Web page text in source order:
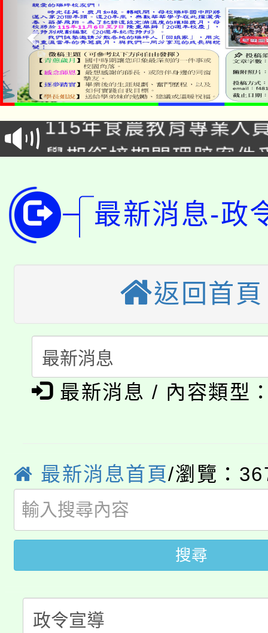
淨零綠生活教案入校路
會
115年食農教育專業人
程
學期銜接期間理賠案件
版
公告本校115學年度第
代理(課)教師甄選結果(
「2026金融保險知識
車」活動
桃園市115學年度學生
生本土語及新住民語歌
公告本校115學年度第
代理(課)教師甄選結果(
公告本校115學年度第
代理(課)教師甄選結果(
轉知中國文化大學推廣
《TA101》溝通分析基
心理、諮商輔導、社會
系所師生報名參加。
淨零綠生活教案入校路
學籍身 分審查程序及
版
淨零綠領人才培育課程
公告本校115學年度第
代理(課)教師甄選結果(
「2026金融保險知識
車」活動
桃園市115學年度學生
生本土語及新住民語歌
公告本校115學年度第
公告本校115學年度第
最新消息-政
返回首頁
最新消息 / 內容類型
最新消息首頁/瀏覽：
搜尋